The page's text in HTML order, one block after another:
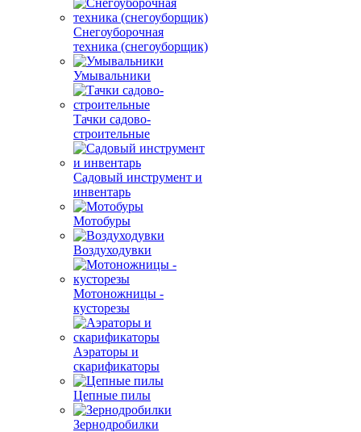
Снегоуборочная
техника (снегоуборщик)
Умывальники
Тачки садово-
строительные
Садовый инструмент и
инвентарь
Мотобуры
Воздуходувки
Мотоножницы -
кусторезы
Аэраторы и
скарификаторы
Цепные пилы
Зернодробилки